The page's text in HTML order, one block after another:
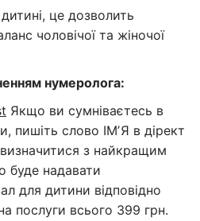
це дозволить
чоловічої та жіночої
нумеролога:
Якщо ви сумніваєтесь в
пишіть слово ІМʼЯ в дірект
з найкращим
буде надавати
для дитини відповідно
послуги всього 399 грн.